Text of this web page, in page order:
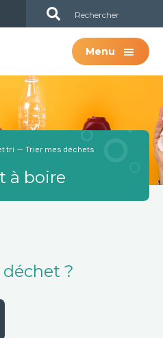
Sub
Header
Menu
à boire
tri — Trier mes déchets
?